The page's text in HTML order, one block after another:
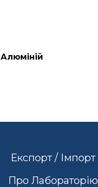
Алюміній
Експорт / Імпорт
Про Лабораторію